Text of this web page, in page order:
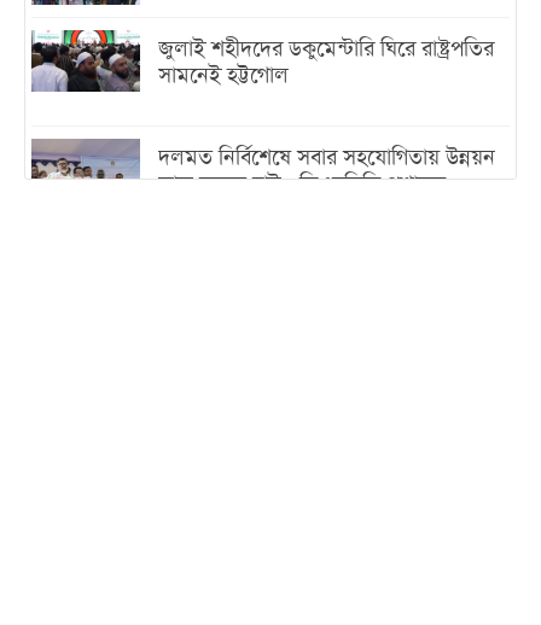
জুলাই শহীদদের ডকুমেন্টারি ঘিরে রাষ্ট্রপতির
সামনেই হট্টগোল
দলমত নির্বিশেষে সবার সহযোগিতায় উন্নয়ন
কাজ করতে চাই : ডিএনসিসি প্রশাসক